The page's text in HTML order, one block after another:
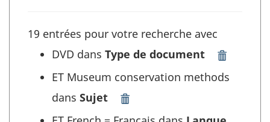
19 entrées pour votre recherche avec
DVD dans Type de document
dans
ET Museum conservation methods
dans Sujet